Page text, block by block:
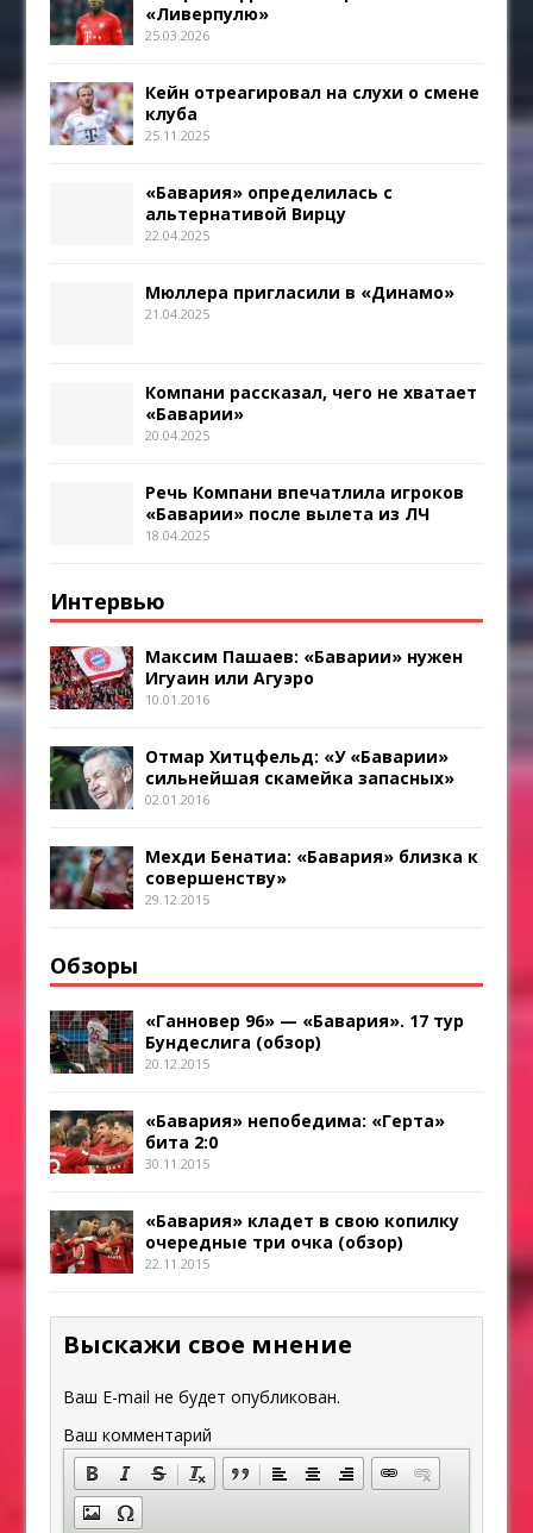
«Ливерпулю»
25.03.2026
Кейн отреагировал на слухи о смене
клуба
25.11.2025
«Бавария» определилась с
альтернативой Вирцу
22.04.2025
Мюллера пригласили в «Динамо»
21.04.2025
Компани рассказал, чего не хватает
«Баварии»
20.04.2025
Речь Компани впечатлила игроков
«Баварии» после вылета из ЛЧ
18.04.2025
Интервью
Максим Пашаев: «Баварии» нужен
Игуаин или Агуэро
10.01.2016
Отмар Хитцфельд: «У «Баварии»
сильнейшая скамейка запасных»
02.01.2016
Мехди Бенатиа: «Бавария» близка к
совершенству»
29.12.2015
Обзоры
«Ганновер 96» — «Бавария». 17 тур
Бундеслига (обзор)
20.12.2015
«Бавария» непобедима: «Герта»
бита 2:0
30.11.2015
«Бавария» кладет в свою копилку
очередные три очка (обзор)
22.11.2015
Выскажи свое мнение
Ваш E-mail не будет опубликован.
Ваш комментарий